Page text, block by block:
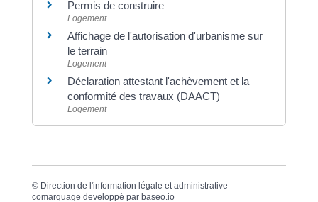
Permis de construire
Logement
Affichage de l'autorisation d'urbanisme sur
le terrain
Logement
Déclaration attestant l'achèvement et la
conformité des travaux (DAACT)
Logement
© Direction de l'information légale et administrative
comarquage developpé par baseo.io